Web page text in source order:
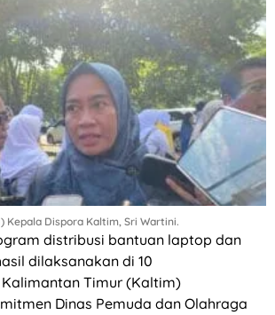
Kepala Dispora Kaltim, Sri Wartini.
distribusi bantuan laptop dan
dilaksanakan di 10
Timur (Kaltim)
Dinas Pemuda dan Olahraga